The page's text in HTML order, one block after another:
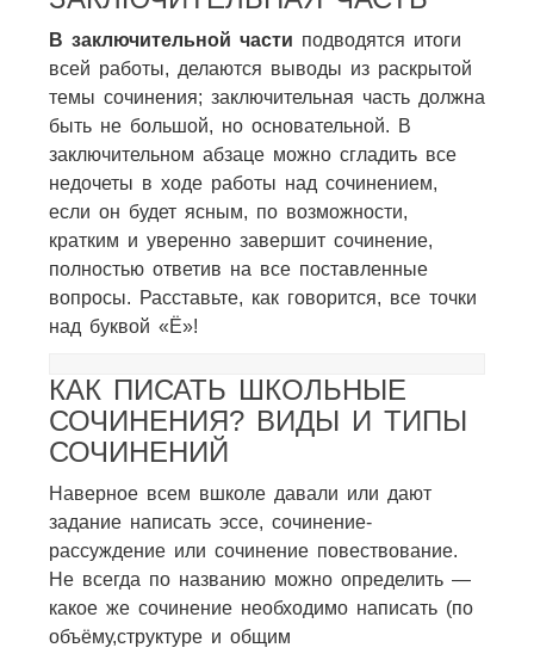
В заключительной части подводятся итоги
всей работы, делаются выводы из раскрытой
темы сочинения; заключительная часть должна
быть не большой, но основательной. В
заключительном абзаце можно сгладить все
недочеты в ходе работы над сочинением,
если он будет ясным, по возможности,
кратким и уверенно завершит сочинение,
полностью ответив на все поставленные
вопросы. Расставьте, как говорится, все точки
над буквой «Ё»!
КАК ПИСАТЬ ШКОЛЬНЫЕ
СОЧИНЕНИЯ? ВИДЫ И ТИПЫ
СОЧИНЕНИЙ
Наверное всем вшколе давали или дают
задание написать эссе, сочинение-
рассуждение или сочинение повествование.
Не всегда по названию можно определить —
какое же сочинение необходимо написать (по
объёму,структуре и общим